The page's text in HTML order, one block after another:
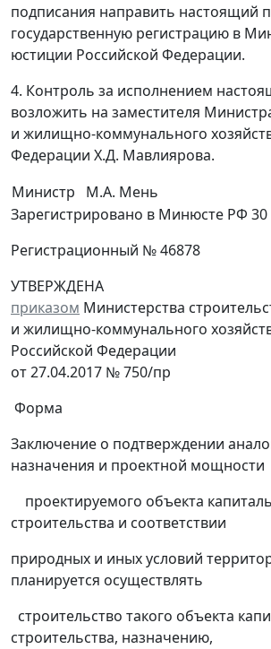
подписания направить настоящий
государственную регистрацию в
юстиции Российской Федерации.
4. Контроль за исполнением
возложить на заместителя
и жилищно-коммунального
Федерации Х.Д. Мавлиярова.
Министр
М.А. Мень
Зарегистрировано в Минюсте РФ 30
Регистрационный № 46878
УТВЕРЖДЕНА
приказом Министерства
и жилищно-коммунального
Российской Федерации
от 27.04.2017 № 750/пр
Форма
Заключение о подтверждении
назначения и проектной мощности
проектируемого объекта
строительства и соответствии
природных и иных условий
планируется осуществлять
строительство такого объекта
строительства, назначению,